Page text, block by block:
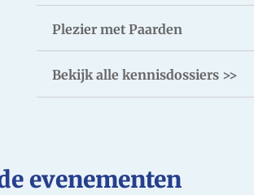
Plezier met Paarden
Bekijk alle kennisdossiers >>
evenementen